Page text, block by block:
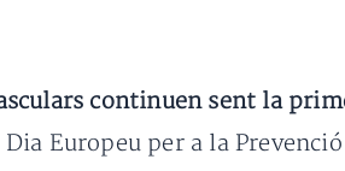
continuen sent la
Europeu per a la